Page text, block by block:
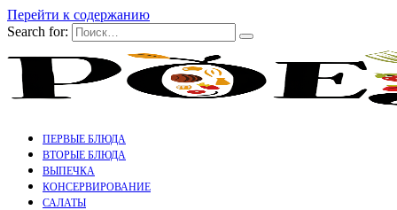
Перейти к содержанию
Search for:
ПЕРВЫЕ БЛЮДА
ВТОРЫЕ БЛЮДА
ВЫПЕЧКА
КОНСЕРВИРОВАНИЕ
САЛАТЫ